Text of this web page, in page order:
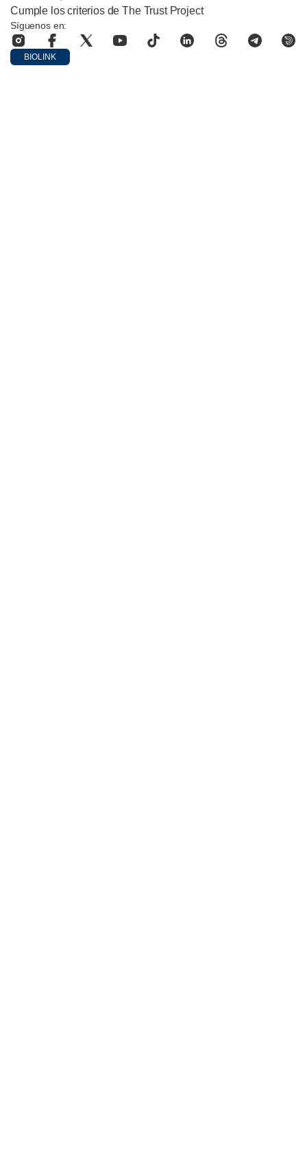
Cumple los criterios de The Trust Project
Síguenos en:
BIOLINK